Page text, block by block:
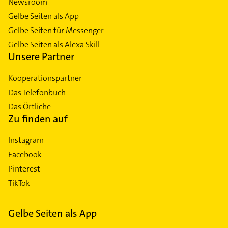
Gelbe Seiten als App
Gelbe Seiten für Messenger
Gelbe Seiten als Alexa Skill
Unsere Partner
Kooperationspartner
Das Telefonbuch
Das Örtliche
Zu finden auf
Instagram
Facebook
Pinterest
TikTok
Gelbe Seiten als App